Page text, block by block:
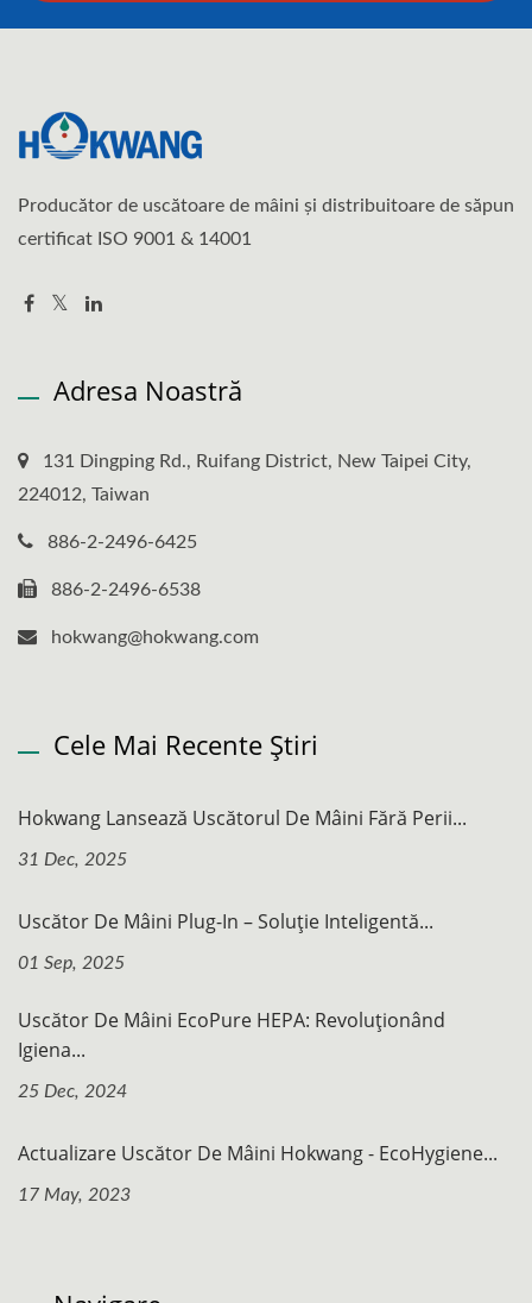
Producător de uscătoare de mâini și distribuitoare de săpun
certificat ISO 9001 & 14001
Adresa Noastră
131 Dingping Rd., Ruifang District, New Taipei City,
224012, Taiwan
886-2-2496-6425
886-2-2496-6538
hokwang@hokwang.com
Cele Mai Recente Știri
Hokwang Lansează Uscătorul De Mâini Fără Perii...
31 Dec, 2025
Uscător De Mâini Plug-In – Soluție Inteligentă...
01 Sep, 2025
Uscător De Mâini EcoPure HEPA: Revoluționând
Igiena...
25 Dec, 2024
Actualizare Uscător De Mâini Hokwang - EcoHygiene...
17 May, 2023